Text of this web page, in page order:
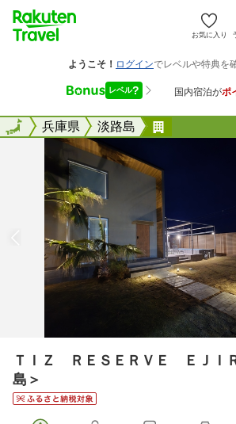
お気に入り
全国兵庫県 淡路島
全国
ＴＩＺ ＲＥＳＥＲＶＥ ＥＪＩ
島＞